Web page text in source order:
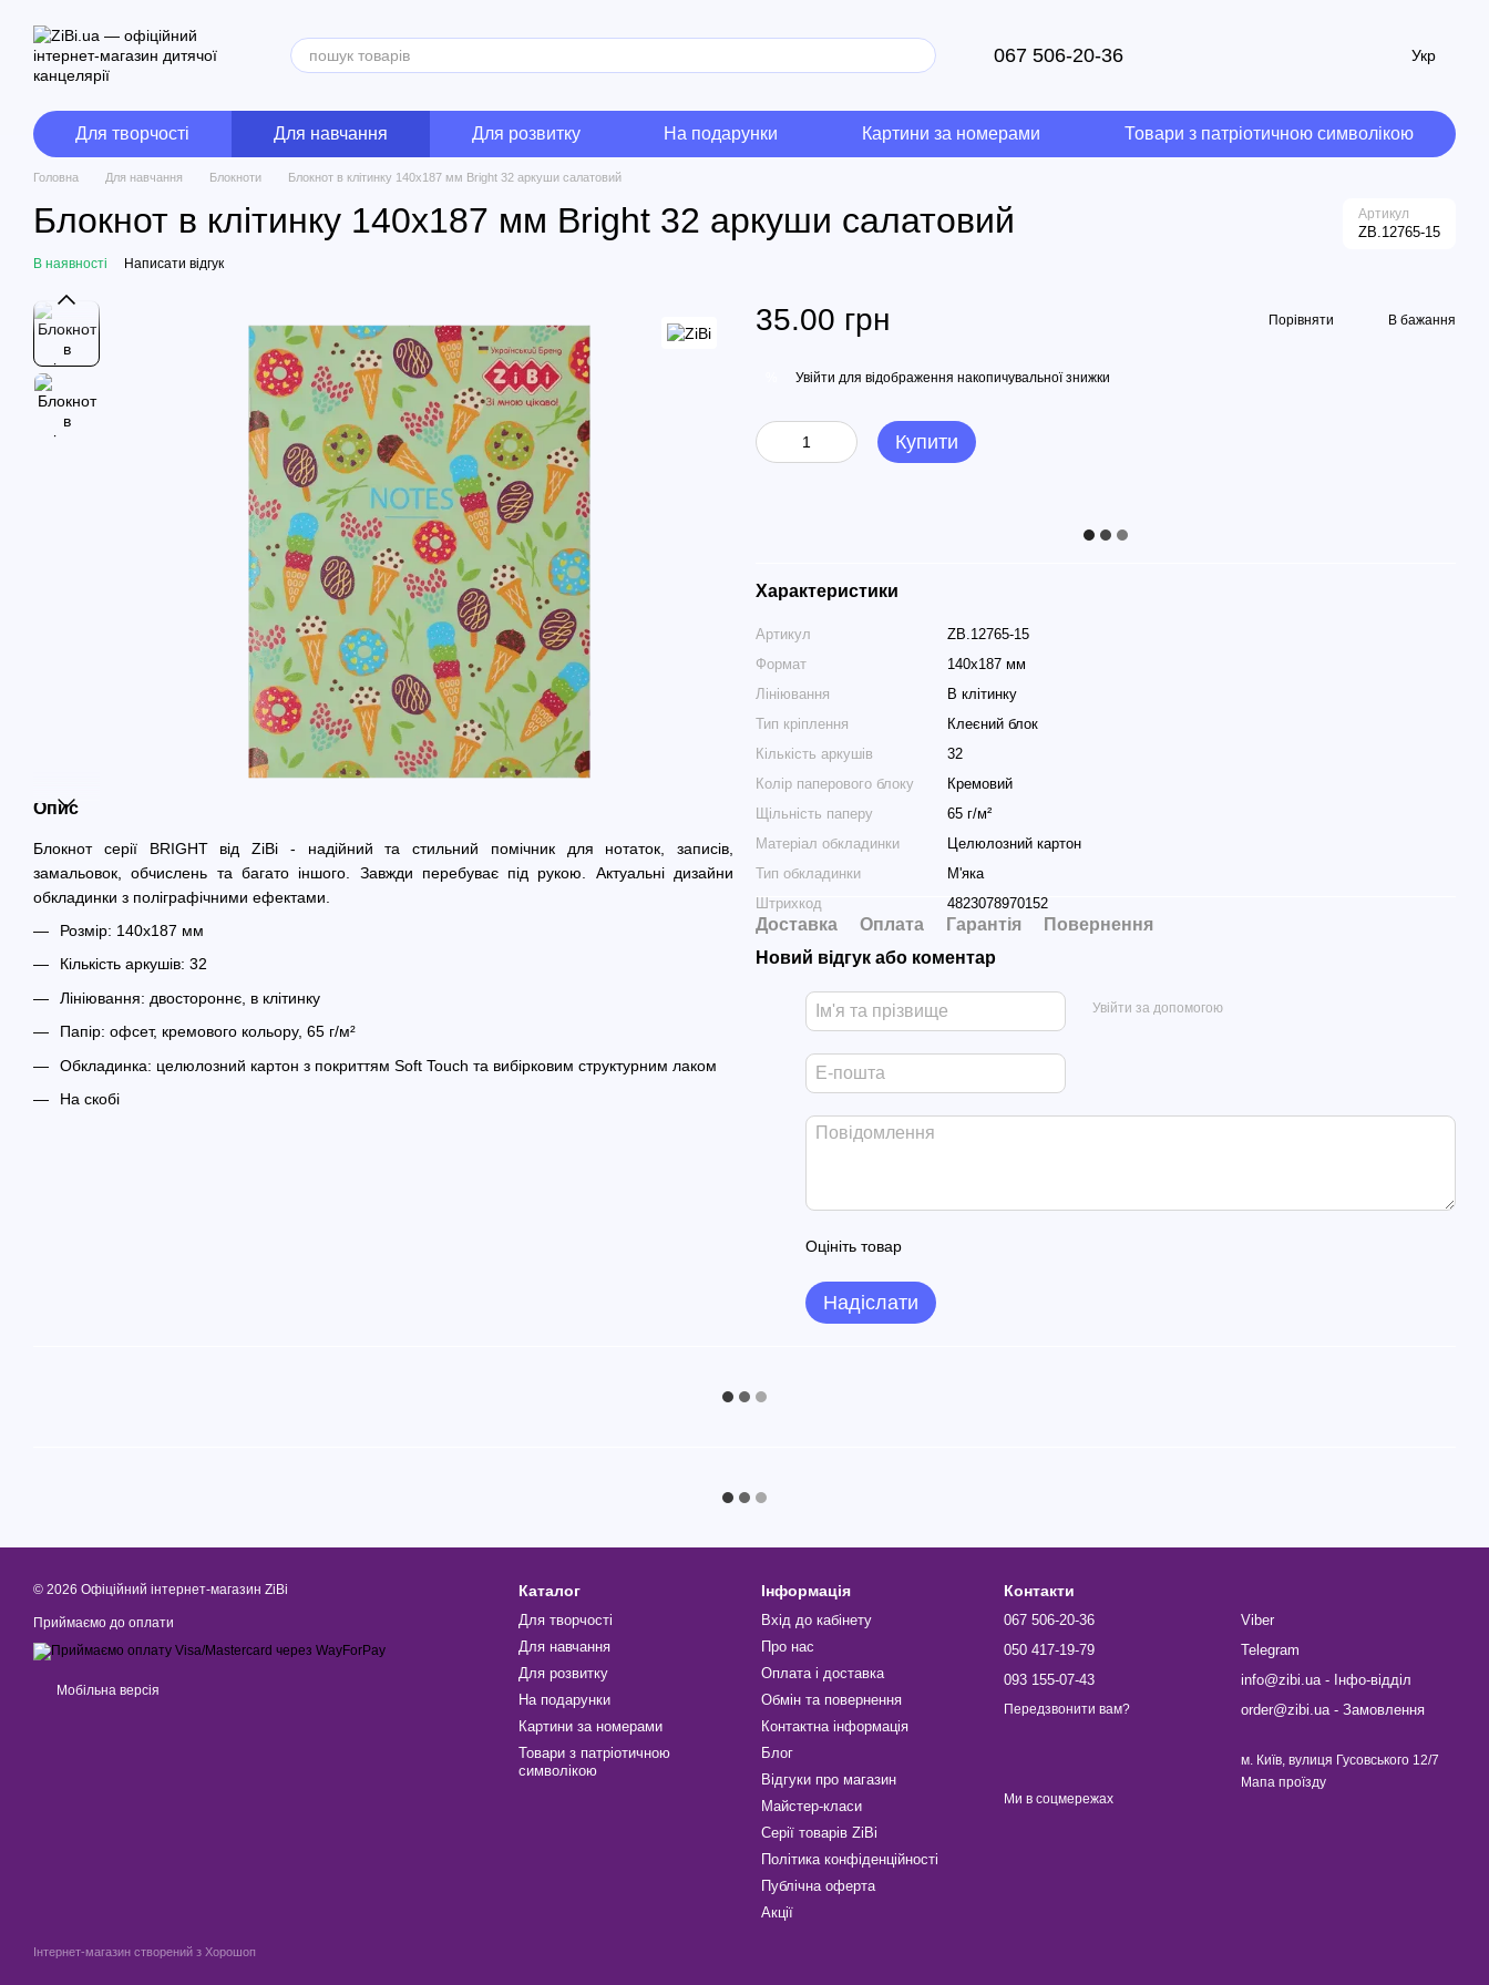
067 506-20-36 Укр
Для творчості Для навчання Для розвитку На подарунки Картини за номерами Товари з патріотичною символікою
Головна Для навчання Блокноти Блокнот в клітинку 140x187 мм Bright 32 аркуши салатовий
Блокнот в клітинку 140x187 мм Bright 32 аркуши салатовий Артикул
ZB.12765-15
В наявності Написати відгук
Опис
Блокнот серії BRIGHT від ZiBi - надійний та стильний помічник для нотаток, записів,
замальовок, обчислень та багато іншого. Завжди перебуває під рукою. Актуальні дизайни
обкладинки з поліграфічними ефектами.
Розмір: 140x187 мм
Кількість аркушів: 32
Лініювання: двостороннє, в клітинку
Папір: офсет, кремового кольору, 65 г/м²
Обкладинка: целюлозний картон з покриттям Soft Touch та вибірковим структурним лаком
На скобі
35.00 грн Порівняти В бажання
Увійти для відображення накопичувальної знижки
Купити
Характеристики
Артикул
ZB.12765-15
Формат
140x187 мм
Лініювання
В клітинку
Тип кріплення
Клеєний блок
Кількість аркушів
32
Колір паперового блоку
Кремовий
Щільність паперу
65 г/м²
Матеріал обкладинки
Целюлозний картон
Тип обкладинки
М'яка
Штрихкод
4823078970152
Доставка Оплата Гарантія
Повернення
Новий відгук або коментар
Увійти за допомогою
Оцініть товар
Надіслати
© 2026 Офіційний інтернет-магазин ZiBi
Приймаємо до оплати
Мобільна версія
Інтернет-магазин створений з Хорошоп
Каталог
Для творчості
Для навчання
Для розвитку
На подарунки
Картини за номерами
Товари з патріотичною
символікою
Інформація
Вхід до кабінету
Про нас
Оплата і доставка
Обмін та повернення
Контактна інформація
Блог
Відгуки про магазин
Майстер-класи
Серії товарів ZiBi
Політика конфіденційності
Публічна оферта
Акції
Контакти
067 506-20-36
050 417-19-79
093 155-07-43
Передзвонити вам?
Viber
Telegram
info@zibi.ua - Інфо-відділ
order@zibi.ua - Замовлення
м. Київ, вулиця Гусовського 12/7
Мапа проїзду
Ми в соцмережах